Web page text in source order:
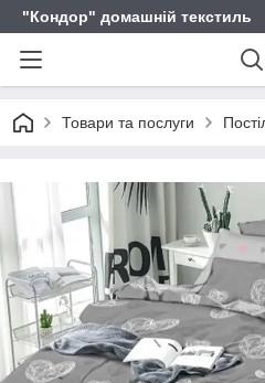
"Кондор" домашній текстиль
Товари та послуги